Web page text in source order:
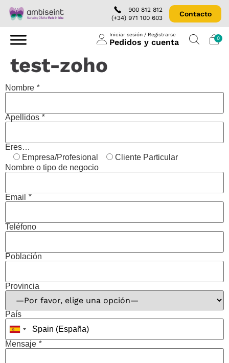
900 812 812
(+34) 971 100 603
Contacto
Iniciar sesión / Registrarse
Pedidos y cuenta 0
test-zoho
Nombre *
Apellidos *
Eres…
Empresa/Profesional
Cliente Particular
Nombre o tipo de negocio
Email *
Teléfono
Población
Provincia
País
Mensaje *